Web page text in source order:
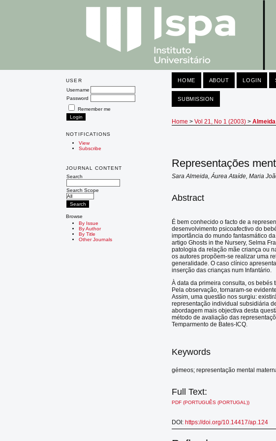
USER
Username
Password
Remember me
NOTIFICATIONS
View
Subscribe
JOURNAL CONTENT
Search
Search Scope
Browse
By Issue
By Author
By Title
Other Journals
HOME ABOUT LOGIN
SUBMISSION
Home >Vol 21, No 1 (2003) >Almeida
Representações
Sara Almeida, Áurea Ataíde, Maria
Abstract
É bem conhecido o facto de a
desenvolvimento psicoafectivo do
importância do mundo fantasmático
artigo Ghosts in the Nursery, Selma
patologia da relação mãe criança ou
os autores propõem-se realizar uma
generalidade. O caso clínico
inserção das crianças num Infantário.
À data da primeira consulta, os bebés
Pela observação, tornaram-se
Assim, uma questão nos surgiu:
representação individual subsidiária
abordagem mais objectiva desta
método de avaliação das
Temparmento de Bates-ICQ.
Keywords
gémeos; representação mental
Full Text:
PDF (PORTUGUÊS (PORTUGAL))
DOI:https://doi.org/10.14417/ap.124